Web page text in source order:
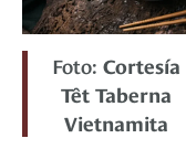
Foto: Cortesía
Têt Taberna
Vietnamita